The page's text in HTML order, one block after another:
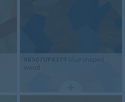
98507UP4319 blue shaped
wood